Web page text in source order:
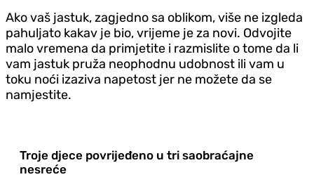
Ako vaš jastuk, zagjedno sa oblikom, više ne izgleda
pahuljato kakav je bio, vrijeme je za novi. Odvojite
malo vremena da primjetite i razmislite o tome da li
vam jastuk pruža neophodnu udobnost ili vam u
toku noći izaziva napetost jer ne možete da se
namjestite.
Troje djece povrijeđeno u tri saobraćajne
nesreće